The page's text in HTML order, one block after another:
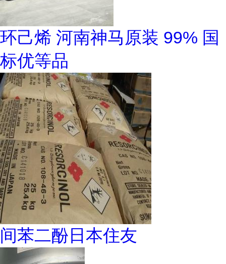
环己烯 河南神马原装 99% 国
标优等品
间苯二酚日本住友